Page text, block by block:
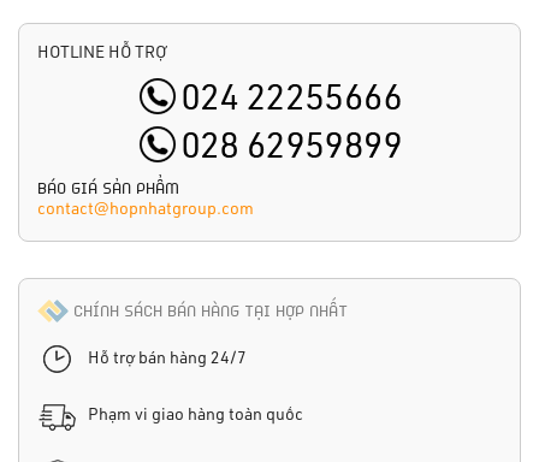
HOTLINE HỖ TRỢ
BÁO GIÁ SẢN PHẨM
contact@hopnhatgroup.com
CHÍNH SÁCH BÁN HÀNG TẠI HỢP NHẤT
Hỗ trợ bán hàng 24/7
Phạm vi giao hàng toàn quốc